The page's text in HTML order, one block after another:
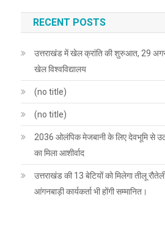
RECENT POSTS
उत्तराखंड में खेल क्रांति की शुरुआत, 29
खेल विश्वविद्यालय
(no title)
(no title)
2036 ओलंपिक मेजबानी के लिए देवभूमि से
का मिला आशीर्वाद
उत्तराखंड की 13 बेटियों को मिलेगा तीलू
आंगनबाड़ी कार्यकर्ता भी होंगी सम्मानित।